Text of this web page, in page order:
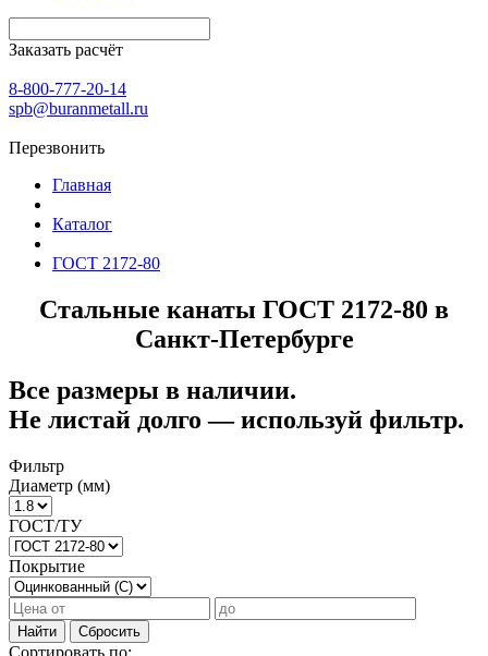
Заказать расчёт
8-800-777-20-14
spb@buranmetall.ru
Перезвонить
Главная
Каталог
ГОСТ 2172-80
Стальные канаты ГОСТ 2172-80 в
Санкт-Петербурге
Все размеры в наличии.
Не листай долго — используй фильтр.
Фильтр
Диаметр (мм)
ГОСТ/ТУ
Покрытие
Найти Сбросить
Сортировать по: